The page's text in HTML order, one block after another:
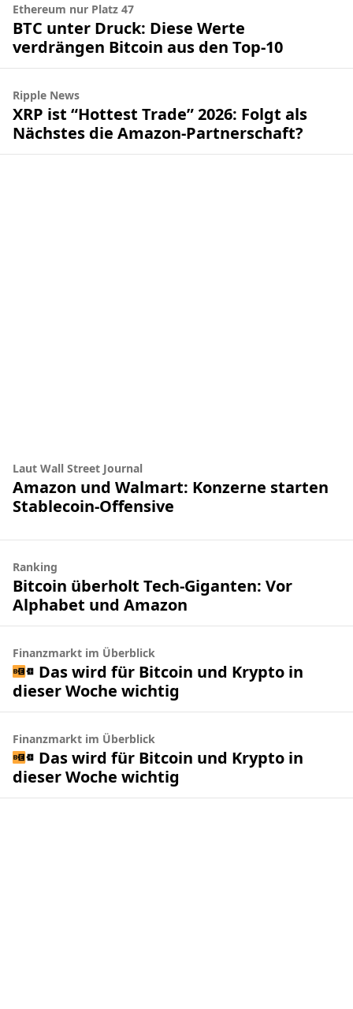
Ethereum nur Platz 47
BTC unter Druck: Diese Werte
verdrängen Bitcoin aus den Top-10
Ripple News
XRP ist “Hottest Trade” 2026: Folgt als
Nächstes die Amazon-Partnerschaft?
Laut Wall Street Journal
Amazon und Walmart: Konzerne starten
Stablecoin-Offensive
Ranking
Bitcoin überholt Tech-Giganten: Vor
Alphabet und Amazon
Finanzmarkt im Überblick
Das wird für Bitcoin und Krypto in
dieser Woche wichtig
Finanzmarkt im Überblick
Das wird für Bitcoin und Krypto in
dieser Woche wichtig